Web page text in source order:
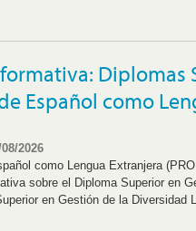
Diplomas
Español como
2026
como Lengua Extranjera
sobre el Diploma Superior en
en Gestión de la Diversidad